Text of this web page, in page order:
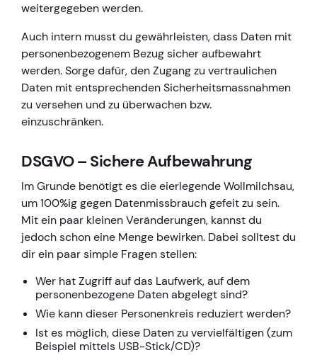
weitergegeben werden.
Auch intern musst du gewährleisten, dass Daten mit
personenbezogenem Bezug sicher aufbewahrt
werden. Sorge dafür, den Zugang zu vertraulichen
Daten mit entsprechenden Sicherheitsmassnahmen
zu versehen und zu überwachen bzw.
einzuschränken.
DSGVO – Sichere Aufbewahrung
Im Grunde benötigt es die eierlegende Wollmilchsau,
um 100%ig gegen Datenmissbrauch gefeit zu sein.
Mit ein paar kleinen Veränderungen, kannst du
jedoch schon eine Menge bewirken. Dabei solltest du
dir ein paar simple Fragen stellen:
Wer hat Zugriff auf das Laufwerk, auf dem
personenbezogene Daten abgelegt sind?
Wie kann dieser Personenkreis reduziert werden?
Ist es möglich, diese Daten zu vervielfältigen (zum
Beispiel mittels USB-Stick/CD)?